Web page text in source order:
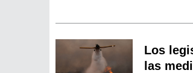
Los
las